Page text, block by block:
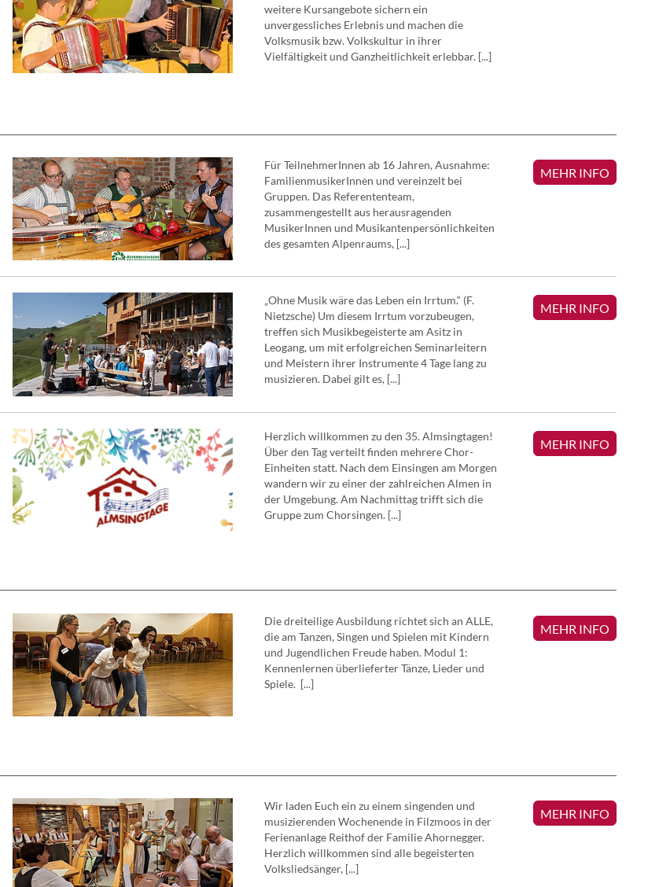
weitere Kursangebote sichern ein
unvergessliches Erlebnis und machen die
Volksmusik bzw. Volkskultur in ihrer
Vielfältigkeit und Ganzheitlichkeit erlebbar. [...]
Für TeilnehmerInnen ab 16 Jahren, Ausnahme:
FamilienmusikerInnen und vereinzelt bei
Gruppen. Das Referententeam,
zusammengestellt aus herausragenden
MusikerInnen und Musikantenpersönlichkeiten
des gesamten Alpenraums, [...]
MEHR INFO
„Ohne Musik wäre das Leben ein Irrtum.“ (F.
Nietzsche) Um diesem Irrtum vorzubeugen,
treffen sich Musikbegeisterte am Asitz in
Leogang, um mit erfolgreichen Seminarleitern
und Meistern ihrer Instrumente 4 Tage lang zu
musizieren. Dabei gilt es, [...]
MEHR INFO
Herzlich willkommen zu den 35. Almsingtagen!
Über den Tag verteilt finden mehrere Chor-
Einheiten statt. Nach dem Einsingen am Morgen
wandern wir zu einer der zahlreichen Almen in
der Umgebung. Am Nachmittag trifft sich die
Gruppe zum Chorsingen. [...]
MEHR INFO
Die dreiteilige Ausbildung richtet sich an ALLE,
die am Tanzen, Singen und Spielen mit Kindern
und Jugendlichen Freude haben. Modul 1:
Kennenlernen überlieferter Tänze, Lieder und
Spiele. [...]
MEHR INFO
Wir laden Euch ein zu einem singenden und
musizierenden Wochenende in Filzmoos in der
Ferienanlage Reithof der Familie Ahornegger.
Herzlich willkommen sind alle begeisterten
Volksliedsänger, [...]
MEHR INFO